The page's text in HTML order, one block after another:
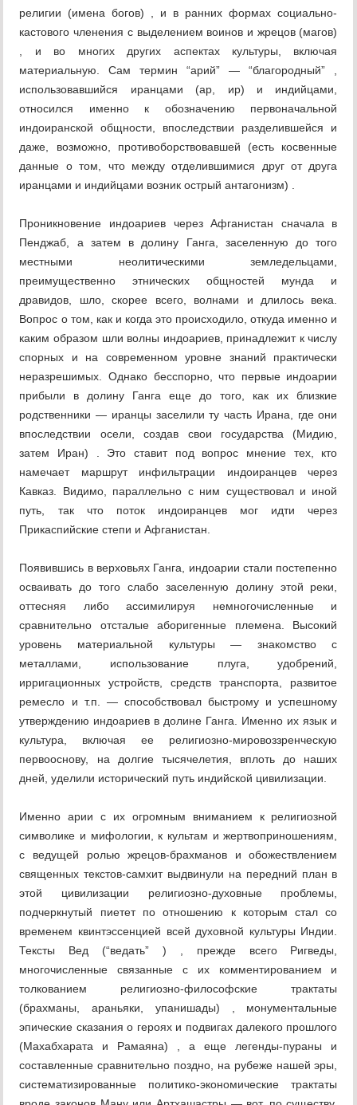
религии (имена богов) , и в ранних формах социально-
кастового членения с выделением воинов и жрецов (магов)
, и во многих других аспектах культуры, включая
материальную. Сам термин “арий” — “благородный” ,
использовавшийся иранцами (ар, ир) и индийцами,
относился именно к обозначению первоначальной
индоиранской общности, впоследствии разделившейся и
даже, возможно, противоборствовавшей (есть косвенные
данные о том, что между отделившимися друг от друга
иранцами и индийцами возник острый антагонизм) .
Проникновение индоариев через Афганистан сначала в
Пенджаб, а затем в долину Ганга, заселенную до того
местными неолитическими земледельцами,
преимущественно этнических общностей мунда и
дравидов, шло, скорее всего, волнами и длилось века.
Вопрос о том, как и когда это происходило, откуда именно и
каким образом шли волны индоариев, принадлежит к числу
спорных и на современном уровне знаний практически
неразрешимых. Однако бесспорно, что первые индоарии
прибыли в долину Ганга еще до того, как их близкие
родственники — иранцы заселили ту часть Ирана, где они
впоследствии осели, создав свои государства (Мидию,
затем Иран) . Это ставит под вопрос мнение тех, кто
намечает маршрут инфильтрации индоиранцев через
Кавказ. Видимо, параллельно с ним существовал и иной
путь, так что поток индоиранцев мог идти через
Прикаспийские степи и Афганистан.
Появившись в верховьях Ганга, индоарии стали постепенно
осваивать до того слабо заселенную долину этой реки,
оттесняя либо ассимилируя немногочисленные и
сравнительно отсталые аборигенные племена. Высокий
уровень материальной культуры — знакомство с
металлами, использование плуга, удобрений,
ирригационных устройств, средств транспорта, развитое
ремесло и т.п. — способствовал быстрому и успешному
утверждению индоариев в долине Ганга. Именно их язык и
культура, включая ее религиозно-мировоззренческую
первооснову, на долгие тысячелетия, вплоть до наших
дней, уделили исторический путь индийской цивилизации.
Именно арии с их огромным вниманием к религиозной
символике и мифологии, к культам и жертвоприношениям,
с ведущей ролью жрецов-брахманов и обожествлением
священных текстов-самхит выдвинули на передний план в
этой цивилизации религиозно-духовные проблемы,
подчеркнутый пиетет по отношению к которым стал со
временем квинтэссенцией всей духовной культуры Индии.
Тексты Вед (“ведать” ) , прежде всего Ригведы,
многочисленные связанные с их комментированием и
толкованием религиозно-философские трактаты
(брахманы, араньяки, упанишады) , монументальные
эпические сказания о героях и подвигах далекого прошлого
(Махабхарата и Рамаяна) , а еще легенды-пураны и
составленные сравнительно поздно, на рубеже нашей эры,
систематизированные политико-экономические трактаты